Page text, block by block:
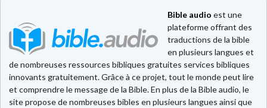
Bible audio est une
plateforme offrant des
traductions de la bible
en plusieurs langues et
de nombreuses ressources bibliques gratuites services bibliques
innovants gratuitement. Grâce à ce projet, tout le monde peut lire
et comprendre le message de la Bible. En plus de la Bible audio, le
site propose de nombreuses bibles en plusieurs langues ainsi que